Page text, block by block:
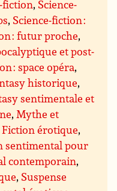
fiction, Science-
, Science-fiction :
: futur proche,
et post-
: space opéra,
historique,
sentimentale et
,Mythe et
Fiction érotique,
sentimental pour
contemporain,
, Suspense